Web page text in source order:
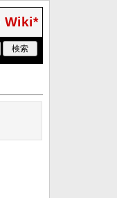
Wiki*